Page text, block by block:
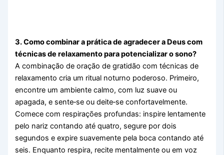
3. Como combinar a prática de agradecer a Deus com
técnicas de relaxamento para potencializar o sono?
A combinação de oração de gratidão com técnicas de
relaxamento cria um ritual noturno poderoso. Primeiro,
encontre um ambiente calmo, com luz suave ou
apagada, e sente‑se ou deite‑se confortavelmente.
Comece com respirações profundas: inspire lentamente
pelo nariz contando até quatro, segure por dois
segundos e expire suavemente pela boca contando até
seis. Enquanto respira, recite mentalmente ou em voz